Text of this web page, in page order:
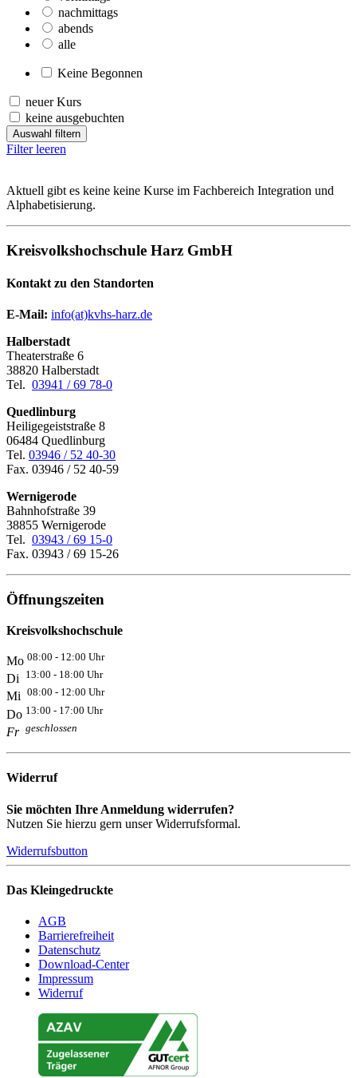
nachmittags
abends
alle
Keine Begonnen
neuer Kurs
keine ausgebuchten
Auswahl filtern
Filter leeren
Aktuell gibt es keine keine Kurse im Fachbereich Integration und
Alphabetisierung.
Kreisvolkshochschule Harz GmbH
Kontakt zu den Standorten
E-Mail: info(at)kvhs-harz.de
Halberstadt
Theaterstraße 6
38820 Halberstadt
Tel. 03941 / 69 78-0
Quedlinburg
Heiligegeiststraße 8
06484 Quedlinburg
Tel. 03946 / 52 40-30
Fax. 03946 / 52 40-59
Wernigerode
Bahnhofstraße 39
38855 Wernigerode
Tel. 03943 / 69 15-0
Fax. 03943 / 69 15-26
Öffnungszeiten
Kreisvolkshochschule
Mo 08:00 - 12:00 Uhr
Di 13:00 - 18:00 Uhr
Mi 08:00 - 12:00 Uhr
Do 13:00 - 17:00 Uhr
Fr geschlossen
Widerruf
Sie möchten Ihre Anmeldung widerrufen?
Nutzen Sie hierzu gern unser Widerrufsformal.
Widerrufsbutton
Das Kleingedruckte
AGB
Barrierefreiheit
Datenschutz
Download-Center
Impressum
Widerruf